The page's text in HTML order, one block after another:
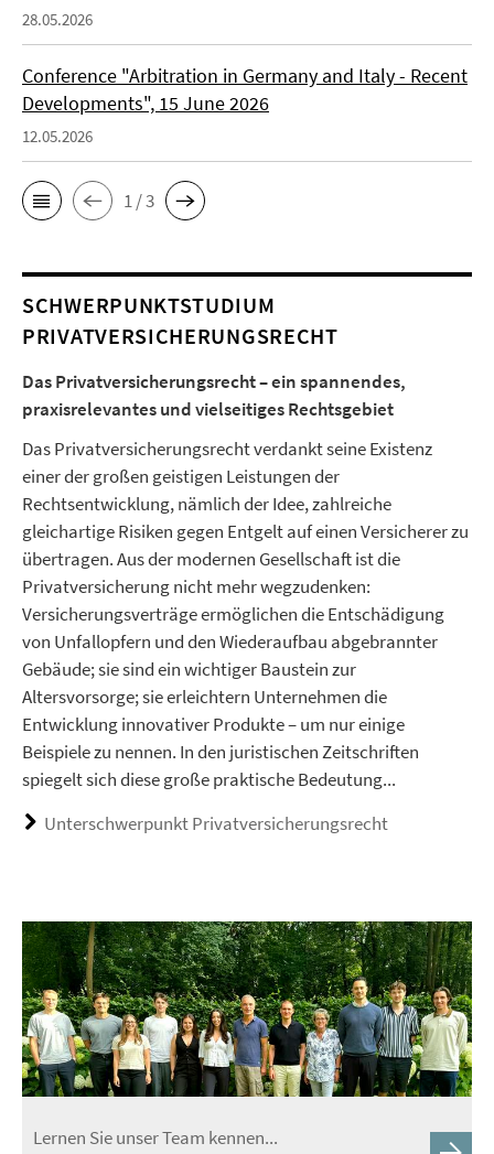
28.05.2026
Conference "Arbitration in Germany and Italy - Recent
Developments", 15 June 2026
12.05.2026
1 / 3
SCHWERPUNKTSTUDIUM
PRIVATVERSICHERUNGSRECHT
Das Privatversicherungsrecht – ein spannendes,
praxisrelevantes und vielseitiges Rechtsgebiet
Das Privatversicherungsrecht verdankt seine Existenz
einer der großen geistigen Leistungen der
Rechtsentwicklung, nämlich der Idee, zahlreiche
gleichartige Risiken gegen Entgelt auf einen Versicherer zu
übertragen. Aus der modernen Gesellschaft ist die
Privatversicherung nicht mehr wegzudenken:
Versicherungsverträge ermöglichen die Entschädigung
von Unfallopfern und den Wiederaufbau abgebrannter
Gebäude; sie sind ein wichtiger Baustein zur
Altersvorsorge; sie erleichtern Unternehmen die
Entwicklung innovativer Produkte – um nur einige
Beispiele zu nennen. In den juristischen Zeitschriften
spiegelt sich diese große praktische Bedeutung...
Unterschwerpunkt Privatversicherungsrecht
Lernen Sie unser Team kennen...